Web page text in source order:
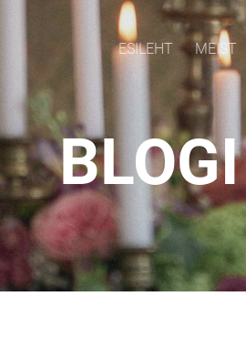
ESILEHT MEIST